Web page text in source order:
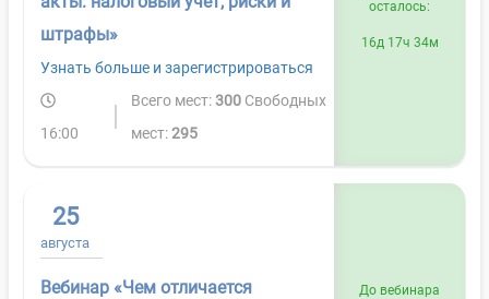
штрафы»
Узнать больше и зарегистрироваться
16:00
Всего мест:300 Свободных
мест:295
осталось:
16д 17ч 34м
25
августа
Вебинар «Чем отличается
До вебинара